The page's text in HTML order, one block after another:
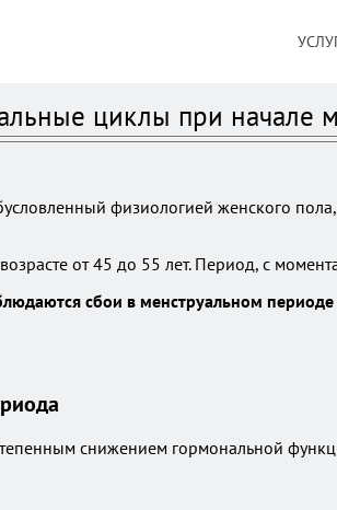
циклы при начале
физиологией женского
от 45 до 55 лет. Период, с
сбои в менструальном
снижением гормональной